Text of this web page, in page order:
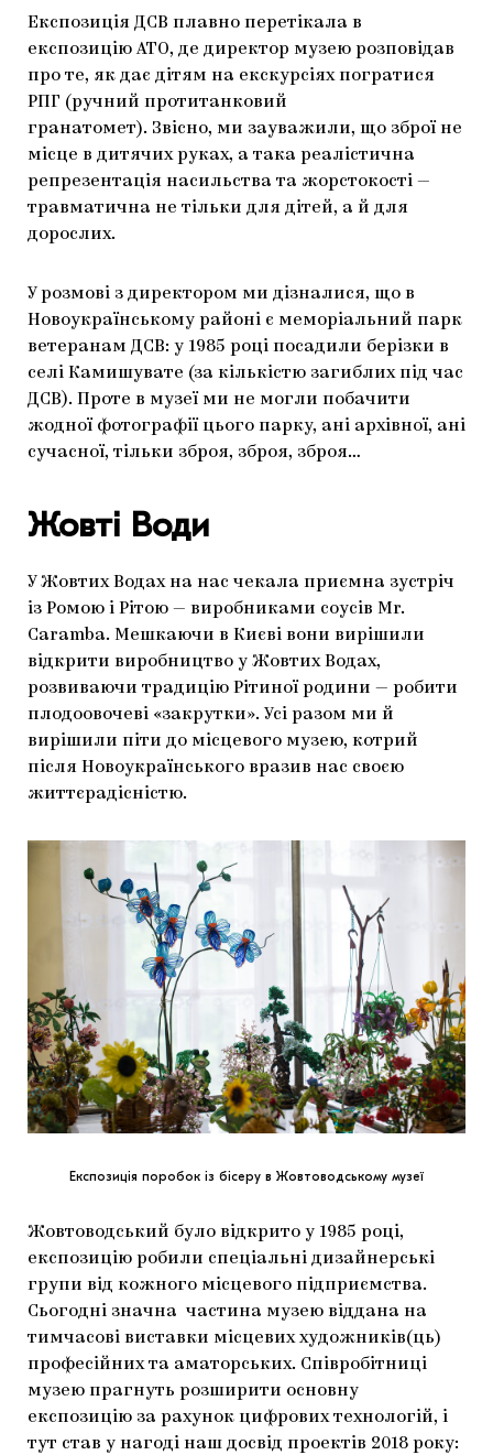
Експозиція ДСВ плавно перетікала в
експозицію АТО, де директор музею розповідав
про те, як дає дітям на екскурсіях погратися
РПГ (ручний протитанковий
гранатомет). Звісно, ми зауважили, що зброї не
місце в дитячих руках, а така реалістична
репрезентація насильства та жорстокості —
травматична не тільки для дітей, а й для
дорослих.
У розмові з директором ми дізналися, що в
Новоукраїнському районі є меморіальний парк
ветеранам ДСВ: у 1985 році посадили берізки в
селі Камишувате (за кількістю загиблих під час
ДСВ). Проте в музеї ми не могли побачити
жодної фотографії цього парку, ані архівної, ані
сучасної, тільки зброя, зброя, зброя…
Жовті Води
У Жовтих Водах на нас чекала приємна зустріч
із Ромою і Рітою — виробниками соусів Mr.
Caramba. Мешкаючи в Києві вони вирішили
відкрити виробництво у Жовтих Водах,
розвиваючи традицію Рітиної родини — робити
плодоовочеві «закрутки». Усі разом ми й
вирішили піти до місцевого музею, котрий
після Новоукраїнського вразив нас своєю
життєрадісністю.
Експозиція поробок із бісеру в Жовтоводському музеї
Жовтоводський було відкрито у 1985 році,
експозицію робили спеціальні дизайнерські
групи від кожного місцевого підприємства.
Сьогодні значна частина музею віддана на
тимчасові виставки місцевих художників(ць)
професійних та аматорських. Співробітниці
музею прагнуть розширити основну
експозицію за рахунок цифрових технологій, і
тут став у нагоді наш досвід проектів 2018 року: